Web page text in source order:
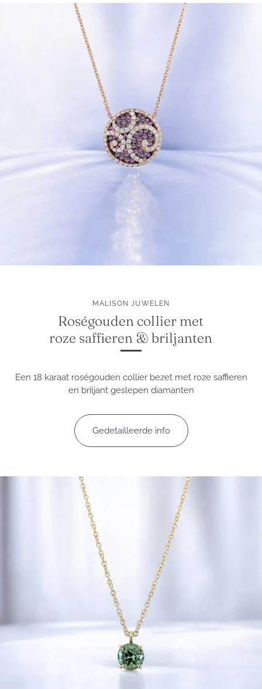
MALISON JUWELEN
Roségouden collier met
roze saffieren & briljanten
Een 18 karaat roségouden collier bezet met roze saffieren
en briljant geslepen diamanten
Gedetailleerde info